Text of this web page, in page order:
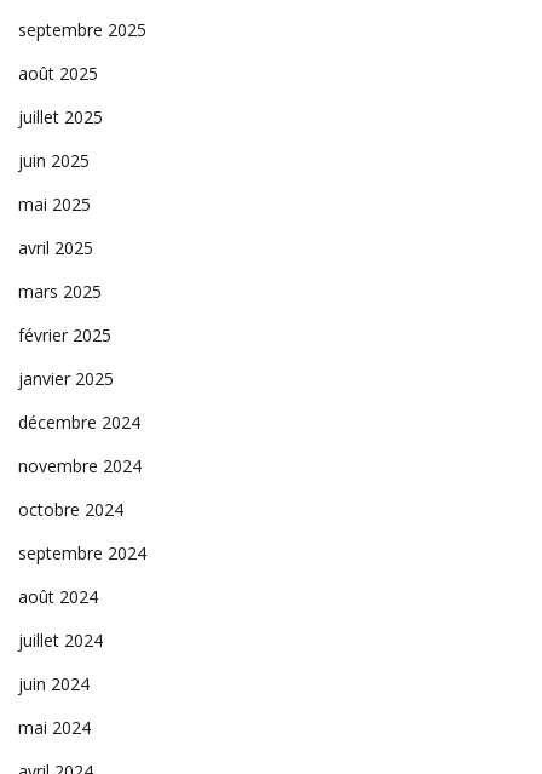
septembre 2025
août 2025
juillet 2025
juin 2025
mai 2025
avril 2025
mars 2025
février 2025
janvier 2025
décembre 2024
novembre 2024
octobre 2024
septembre 2024
août 2024
juillet 2024
juin 2024
mai 2024